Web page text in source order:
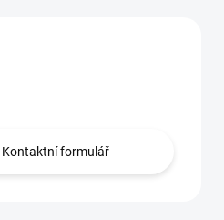
Kontaktní formulář